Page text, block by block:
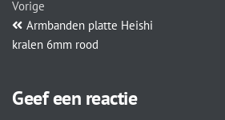
Vorige
Armbanden platte Heishi
kralen 6mm rood
Geef een reactie